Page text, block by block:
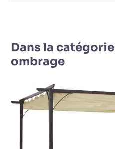
Dans la
ombrage